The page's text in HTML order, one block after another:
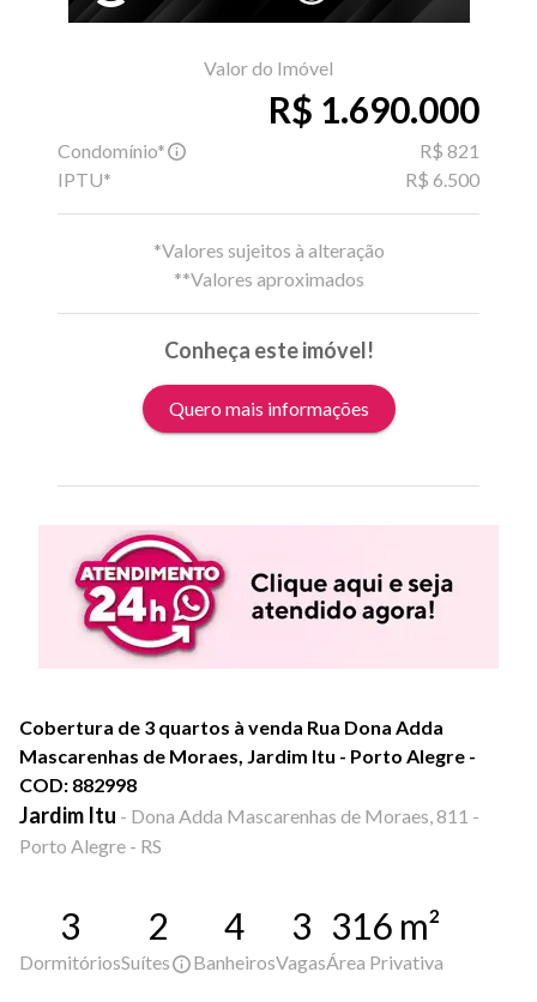
Valor do Imóvel
R$ 1.690.000
Condomínio*
R$ 821
IPTU*
R$ 6.500
*Valores sujeitos à alteração
**Valores aproximados
Conheça este imóvel!
Quero mais informações
Cobertura de 3 quartos à venda Rua Dona Adda
Mascarenhas de Moraes, Jardim Itu - Porto Alegre -
COD: 882998
Jardim Itu - Dona Adda Mascarenhas de Moraes, 811 -
Porto Alegre - RS
3
Dormitórios
2
Suítes
4
Banheiros
3
Vagas
316 m²
Área Privativa